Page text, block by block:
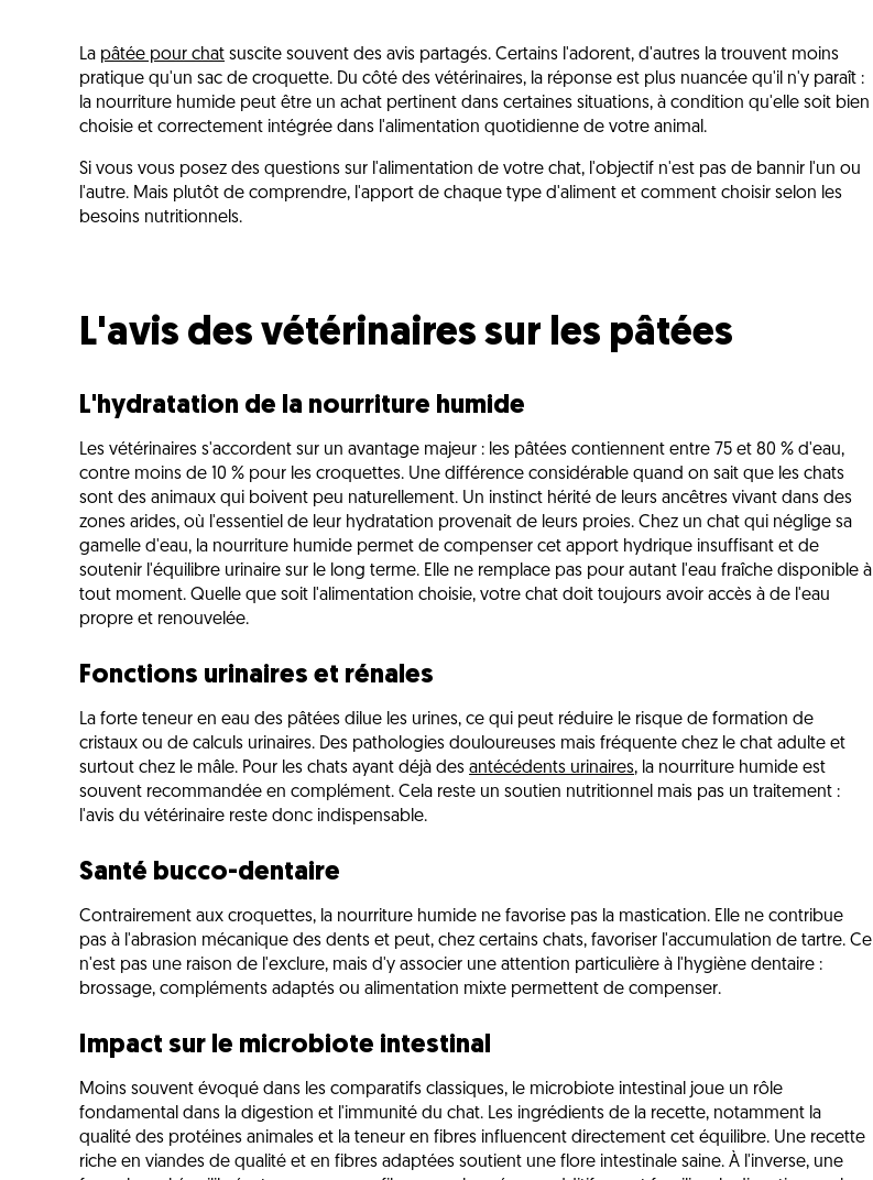
La pâtée pour chat suscite souvent des avis partagés. Certains l'adorent, d'autres la trouvent moins
pratique qu'un sac de croquette. Du côté des vétérinaires, la réponse est plus nuancée qu'il n'y paraît :
la nourriture humide peut être un achat pertinent dans certaines situations, à condition qu'elle soit bien
choisie et correctement intégrée dans l'alimentation quotidienne de votre animal.
Si vous vous posez des questions sur l'alimentation de votre chat, l'objectif n'est pas de bannir l'un ou
l'autre. Mais plutôt de comprendre, l'apport de chaque type d'aliment et comment choisir selon les
besoins nutritionnels.
L'avis des vétérinaires sur les pâtées
L'hydratation de la nourriture humide
Les vétérinaires s'accordent sur un avantage majeur : les pâtées contiennent entre 75 et 80 % d'eau,
contre moins de 10 % pour les croquettes. Une différence considérable quand on sait que les chats
sont des animaux qui boivent peu naturellement. Un instinct hérité de leurs ancêtres vivant dans des
zones arides, où l'essentiel de leur hydratation provenait de leurs proies. Chez un chat qui néglige sa
gamelle d'eau, la nourriture humide permet de compenser cet apport hydrique insuffisant et de
soutenir l'équilibre urinaire sur le long terme. Elle ne remplace pas pour autant l'eau fraîche disponible à
tout moment. Quelle que soit l'alimentation choisie, votre chat doit toujours avoir accès à de l'eau
propre et renouvelée.
Fonctions urinaires et rénales
La forte teneur en eau des pâtées dilue les urines, ce qui peut réduire le risque de formation de
cristaux ou de calculs urinaires. Des pathologies douloureuses mais fréquente chez le chat adulte et
surtout chez le mâle. Pour les chats ayant déjà des antécédents urinaires, la nourriture humide est
souvent recommandée en complément. Cela reste un soutien nutritionnel mais pas un traitement :
l'avis du vétérinaire reste donc indispensable.
Santé bucco-dentaire
Contrairement aux croquettes, la nourriture humide ne favorise pas la mastication. Elle ne contribue
pas à l'abrasion mécanique des dents et peut, chez certains chats, favoriser l'accumulation de tartre. Ce
n'est pas une raison de l'exclure, mais d'y associer une attention particulière à l'hygiène dentaire :
brossage, compléments adaptés ou alimentation mixte permettent de compenser.
Impact sur le microbiote intestinal
Moins souvent évoqué dans les comparatifs classiques, le microbiote intestinal joue un rôle
fondamental dans la digestion et l'immunité du chat. Les ingrédients de la recette, notamment la
qualité des protéines animales et la teneur en fibres influencent directement cet équilibre. Une recette
riche en viandes de qualité et en fibres adaptées soutient une flore intestinale saine. À l'inverse, une